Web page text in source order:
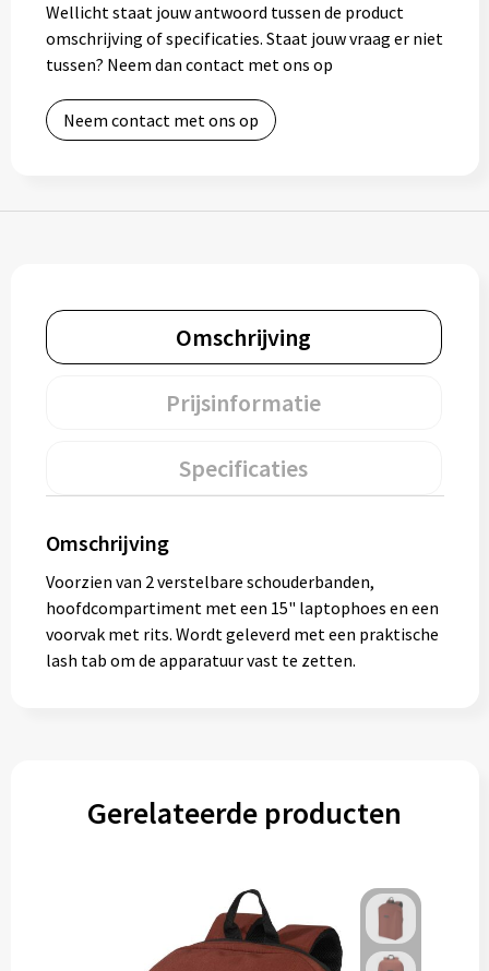
Muntjes
Paraplu's
Gereedschap
Persoonlijke verzorging
Zonnebrillen
EHBO
Wellicht staat jouw antwoord tussen de product
omschrijving of specificaties. Staat jouw vraag er niet
tussen? Neem dan contact met ons op
Neem contact met ons op
Omschrijving
Prijsinformatie
Specificaties
Omschrijving
Voorzien van 2 verstelbare schouderbanden,
hoofdcompartiment met een 15" laptophoes en een
voorvak met rits. Wordt geleverd met een praktische
lash tab om de apparatuur vast te zetten.
Gerelateerde producten